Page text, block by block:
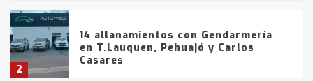
2
14 allanamientos con Gendarmería
en T.Lauquen, Pehuajó y Carlos
Casares